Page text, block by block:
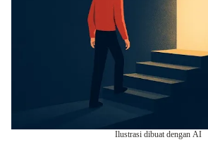
Ilustrasi dibuat dengan AI